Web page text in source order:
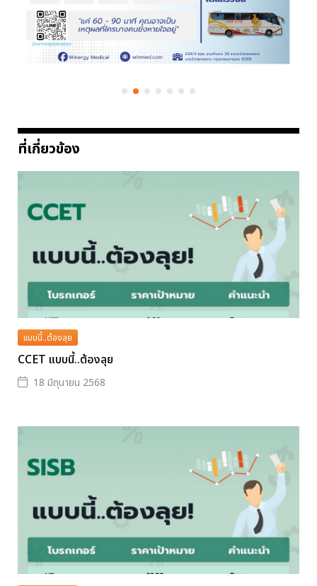
ที่เกี่ยวข้อง
แบบนี้..ต้องลุย
CCET แบบนี้..ต้องลุย
18 มิถุนายน 2568